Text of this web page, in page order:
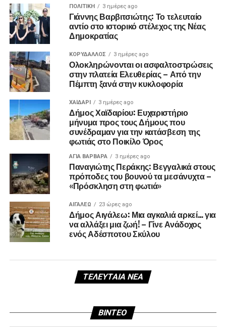
ΠΟΛΙΤΙΚΉ 3 ημέρες ago
Γιάννης Βαρβιτσιώτης: Το τελευταίο
αντίο στο ιστορικό στέλεχος της Νέας
Δημοκρατίας
ΚΟΡΥΔΑΛΛΟΣ 3 ημέρες ago
Ολοκληρώνονται οι ασφαλτοστρώσεις
στην πλατεία Ελευθερίας – Από την
Πέμπτη ξανά στην κυκλοφορία
ΧΑΪΔΑΡΙ 3 ημέρες ago
Δήμος Χαϊδαρίου: Ευχαριστήριο
μήνυμα προς τους Δήμους που
συνέδραμαν για την κατάσβεση της
φωτιάς στο Ποικίλο Όρος
ΑΓΙΑ ΒΑΡΒΑΡΑ 3 ημέρες ago
Παναγιώτης Περάκης: Βεγγαλικά στους
πρόποδες του βουνού τα μεσάνυχτα –
«Πρόσκληση στη φωτιά»
ΑΙΓΑΛΕΩ 23 ώρες ago
Δήμος Αιγάλεω: Μια αγκαλιά αρκεί… για
να αλλάξει μια ζωή! – Γίνε Ανάδοχος
ενός Αδέσποτου Σκύλου
ΤΕΛΕΥΤΑΊΑ ΝΈΑ
BINTEO